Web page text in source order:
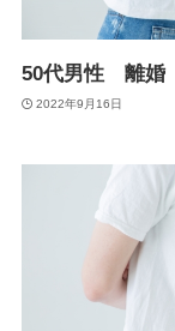
50代男性 離婚
2022年9月16日